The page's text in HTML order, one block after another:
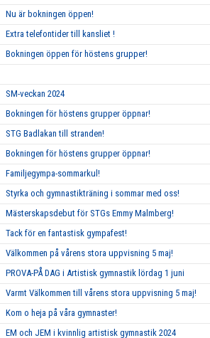
Nu är bokningen öppen!
Extra telefontider till kansliet !
Bokningen öppen för höstens grupper!
SM-veckan 2024
Bokningen för höstens grupper öppnar!
STG Badlakan till stranden!
Bokningen för höstens grupper öppnar!
Familjegympa-sommarkul!
Styrka och gymnastikträning i sommar med oss!
Mästerskapsdebut för STGs Emmy Malmberg!
Tack för en fantastisk gympafest!
Välkommen på vårens stora uppvisning 5 maj!
PROVA-PÅ DAG i Artistisk gymnastik lördag 1 juni
Varmt Välkommen till vårens stora uppvisning 5 maj!
Kom o heja på våra gymnaster!
EM och JEM i kvinnlig artistisk gymnastik 2024